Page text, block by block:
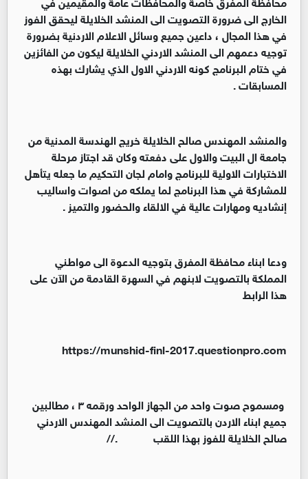
الخارج الى ضرورة التصويت الى المنشد الخلايلة ليحقق الفوز
في هذا المجال ، داعين جميع وسائل الاعلام الاردنية بضرورة
توجيه دعمهم الى المنشد الاردني الخلايلة ليكون من الفائزين
في ختام البرنامج كونه الاردني الاول الذي يشارك بهذه
المسابقات .
والمنشد المهندس صالح الخلايلة خريج الهندسة المدنية من
جامعة ال البيت والاول على دفعته وكان قد اجتاز مرحلة
الاختبارات الاولية للبرنامج وامام لجان التحكيم ما جعله يتأهل
للمشاركة في هذا البرنامج لما يملكه من اصوات واساليب
إنشاديه ومهارات عالية في الالقاء والحضور والتميز .
ودعا ابناء محافظة المفرق بتوجيه الدعوة الى مواطني
المملكة بالتصويت لابنهم في السهرة القادمة من الآن على
هذا الرابط
https://munshid-finl-2017.questionpro.com
ومسموح صوت واحد من الجهاز الواحد ورقمه ٣ ، مطالبين
جميع ابناء الاردن بالتصويت الى المنشد المهندس الاردني
صالح الخلايلة للفوز بهذا اللقب .//